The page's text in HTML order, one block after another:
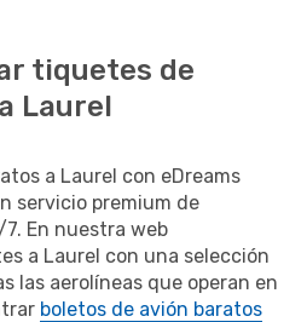
tiquetes de
Laurel
a Laurel con eDreams
servicio premium de
En nuestra web
a Laurel con una selección
las aerolíneas que operan en
boletos de avión baratos